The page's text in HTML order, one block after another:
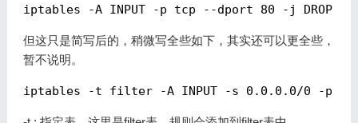
iptables -A INPUT -p tcp --dport 80 -j DROP
但这只是简写后的，稍微写全些如下，其实还可以更全些，
暂不说明。